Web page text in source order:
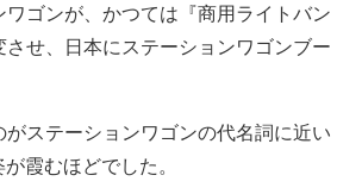
ゴンが、かつては『商用ライトバン
せ、日本にステーションワゴンブー
ステーションワゴンの代名詞に近い
霞むほどでした。